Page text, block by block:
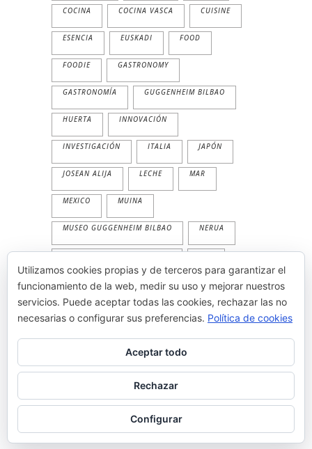
COCINA COCINA VASCA CUISINE
ESENCIA EUSKADI FOOD
FOODIE GASTRONOMY
GASTRONOMÍA GUGGENHEIM BILBAO
HUERTA INNOVACIÓN
INVESTIGACIÓN ITALIA JAPÓN
JOSEAN ALIJA LECHE MAR
MEXICO MUINA
MUSEO GUGGENHEIM BILBAO NERUA
NERUA GUGGENHEIM BILBAO PAN
PESCADO PLANTA PRIMAVERA
PRODUCTOS TEMPORALIDAD
THE WORLD'S 50 BEST TRADICION
VEGETAL VERANO
Utilizamos cookies propias y de terceros para garantizar el
funcionamiento de la web, medir su uso y mejorar nuestros
servicios. Puede aceptar todas las cookies, rechazar las no
necesarias o configurar sus preferencias. Política de cookies
Aceptar todo
Rechazar
Configurar